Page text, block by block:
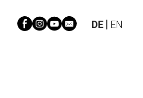
DE EN